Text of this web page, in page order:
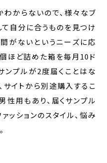
からないので、様々なブ
て自分に合うものを見つけ
がないというニーズに応
ほど詰めた箱を毎月10ド
ンプルが2度届くことはな
サイトから別途購入するこ
性用もあり、届くサンプル
ッションのスタイル、悩み